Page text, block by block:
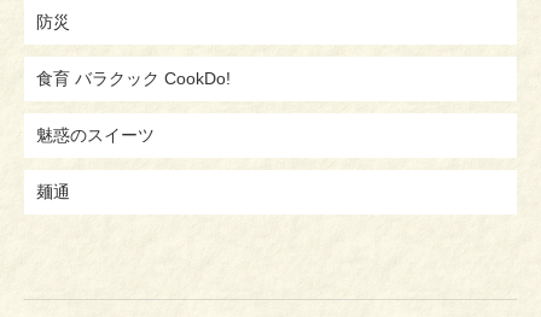
防災
食育 バラクック CookDo!
魅惑のスイーツ
麺通